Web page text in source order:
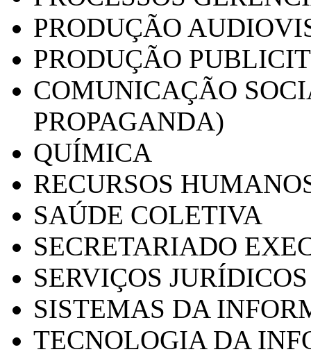
PRODUÇÃO
PRODUÇÃO
COMUNICAÇÃO
PROPAGANDA)
QUÍMICA
RECURSOS
SAÚDE COLETIVA
SECRETARIADO
SERVIÇOS
SISTEMAS DA
TECNOLOGIA DA